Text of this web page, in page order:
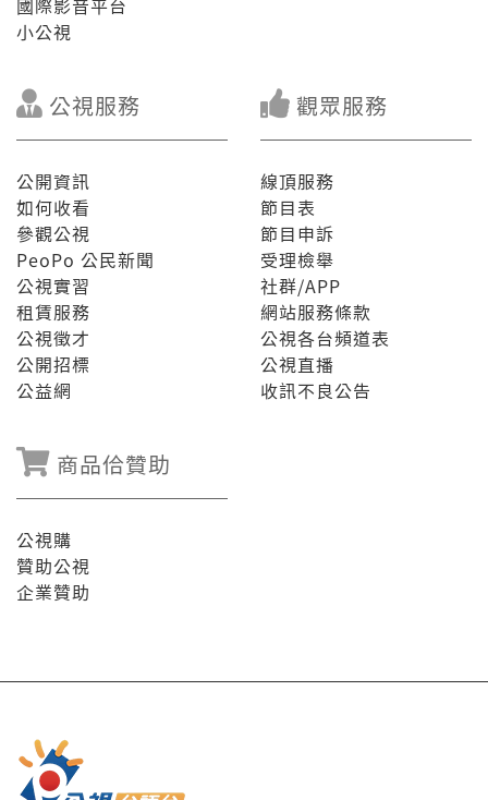
國際影音平台
小公視
公視服務
公開資訊
如何收看
參觀公視
PeoPo 公民新聞
公視實習
租賃服務
公視徵才
公開招標
公益網
觀眾服務
線頂服務
節目表
節目申訴
受理檢舉
社群/APP
網站服務條款
公視各台頻道表
公視直播
收訊不良公告
商品佮贊助
公視購
贊助公視
企業贊助